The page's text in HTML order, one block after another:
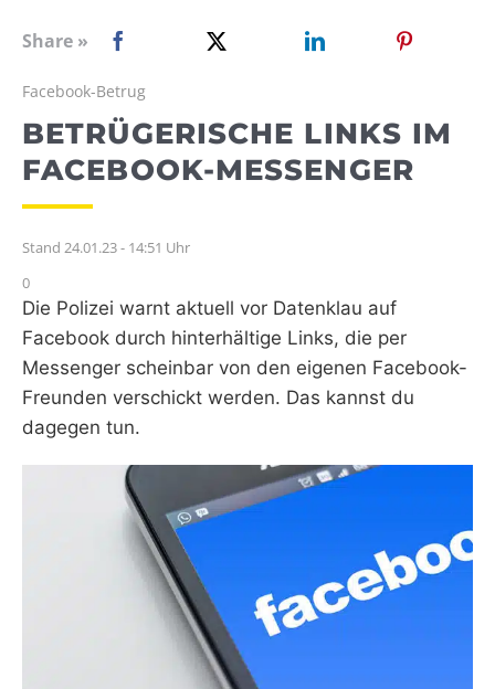
WEBRADIO
Share »
Facebook-Betrug
BETRÜGERISCHE LINKS IM
FACEBOOK-MESSENGER
Stand 24.01.23 - 14:51 Uhr
0
Die Polizei warnt aktuell vor Datenklau auf
Facebook durch hinterhältige Links, die per
Messenger scheinbar von den eigenen Facebook-
Freunden verschickt werden. Das kannst du
dagegen tun.